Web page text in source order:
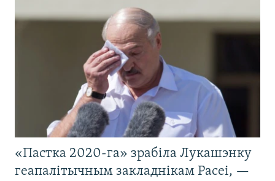
«Пастка 2020-га» зрабіла Лукашэнку
геапалітычным закладнікам Расеі, —